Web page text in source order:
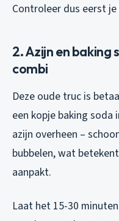
Controleer dus eerst
2. Azijn en baking
combi
Deze oude truc is
een kopje baking soda
azijn overheen –
bubbelen, wat
aanpakt.
Laat het 15-30